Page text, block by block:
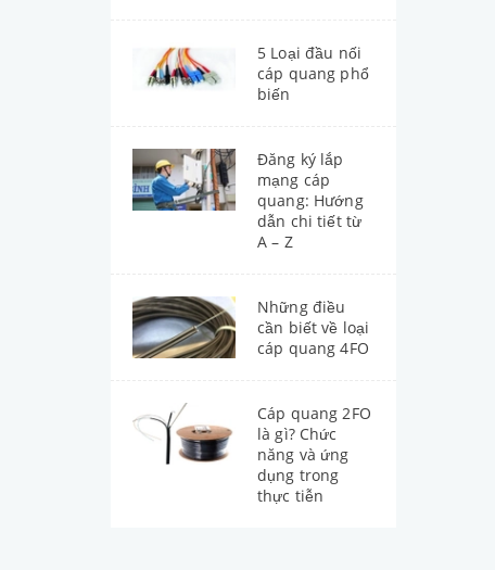
5 Loại đầu nối
cáp quang phổ
biến
Đăng ký lắp
mạng cáp
quang: Hướng
dẫn chi tiết từ
A – Z
Những điều
cần biết về loại
cáp quang 4FO
Cáp quang 2FO
là gì? Chức
năng và ứng
dụng trong
thực tiễn